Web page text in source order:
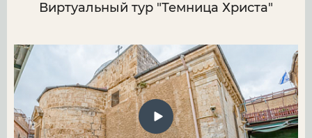
Виртуальный тур "Темница Христа"